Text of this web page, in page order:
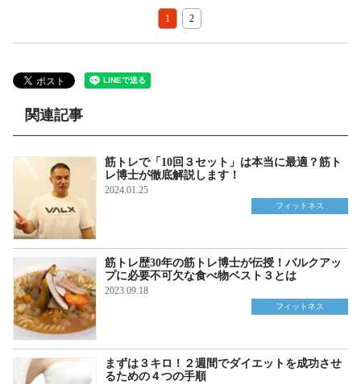
1 2
関連記事
筋トレで「10回３セット」は本当に最適？筋ト
レ博士が徹底解説します！
2024.01.25
フィットネス
筋トレ歴30年の筋トレ博士が伝授！バルクアッ
プに必要不可欠な食べ物ベスト３とは
2023.09.18
フィットネス
まずは３キロ！２週間でダイエットを成功させ
るための４つの手順